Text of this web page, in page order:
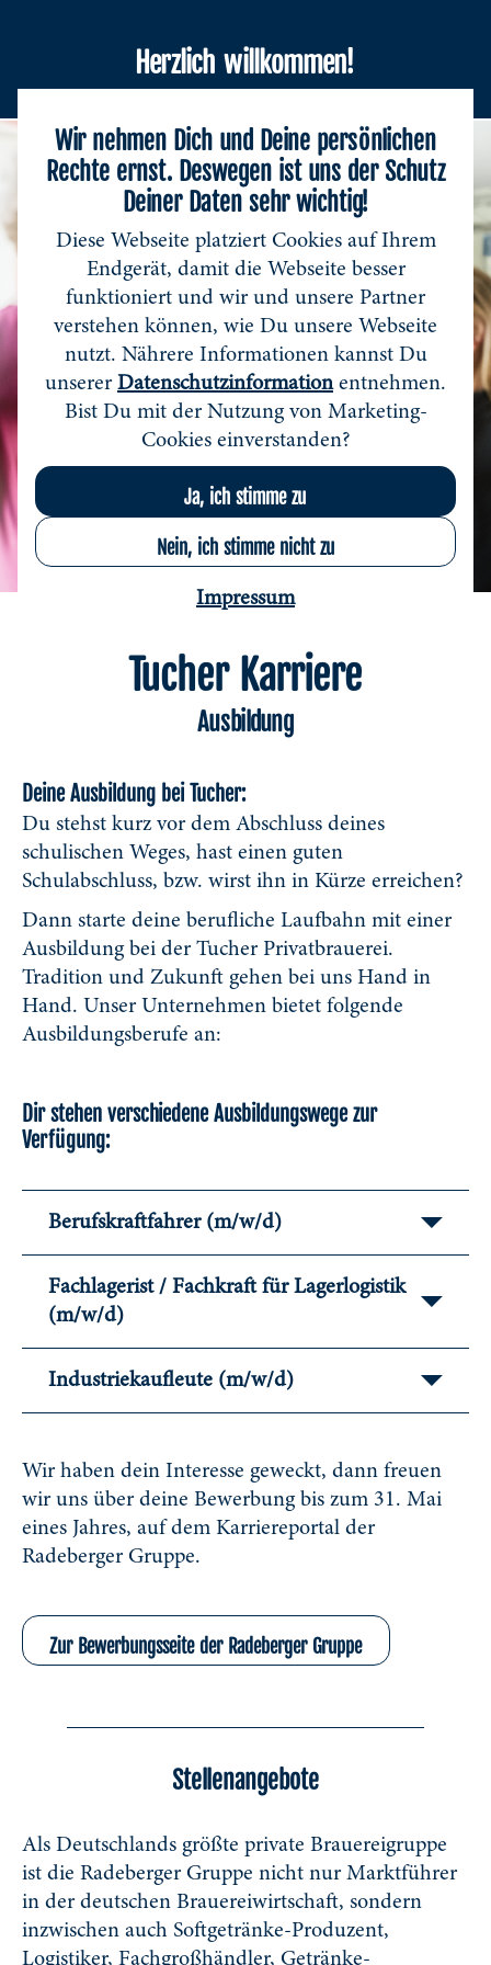
Herzlich willkommen!
Wir nehmen Dich und Deine persönlichen
Rechte ernst. Deswegen ist uns der Schutz
Deiner Daten sehr wichtig!
Diese Webseite platziert Cookies auf Ihrem
Endgerät, damit die Webseite besser
funktioniert und wir und unsere Partner
verstehen können, wie Du unsere Webseite
nutzt. Nährere Informationen kannst Du
unserer Datenschutzinformationentnehmen.
Bist Du mit der Nutzung von Marketing-
Cookies einverstanden?
Ja, ich stimme zu
Nein, ich stimme nicht zu
Impressum
Tucher Karriere
Ausbildung
Deine Ausbildung bei Tucher:
Du stehst kurz vor dem Abschluss deines
schulischen Weges, hast einen guten
Schulabschluss, bzw. wirst ihn in Kürze erreichen?
Dann starte deine berufliche Laufbahn mit einer
Ausbildung bei der Tucher Privatbrauerei.
Tradition und Zukunft gehen bei uns Hand in
Hand. Unser Unternehmen bietet folgende
Ausbildungsberufe an:
Dir stehen verschiedene Ausbildungswege zur
Verfügung:
Berufskraftfahrer (m/w/d)
Fachlagerist / Fachkraft für Lagerlogistik
(m/w/d)
Industriekaufleute (m/w/d)
Wir haben dein Interesse geweckt, dann freuen
wir uns über deine Bewerbung bis zum 31. Mai
eines Jahres, auf dem Karriereportal der
Radeberger Gruppe.
Zur Bewerbungsseite der Radeberger Gruppe
Stellenangebote
Als Deutschlands größte private Brauereigruppe
ist die Radeberger Gruppe nicht nur Marktführer
in der deutschen Brauereiwirtschaft, sondern
inzwischen auch Softgetränke-Produzent,
Logistiker, Fachgroßhändler, Getränke-